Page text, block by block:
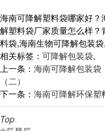
海南可降解塑料袋哪家好
解塑料袋厂家质量怎么样
料袋,海南生物可降解包装
相关标签： 可降解包装袋,
上一条： 海南可降解包装袋
（二）
下一条： 海南可降解环保塑
Top